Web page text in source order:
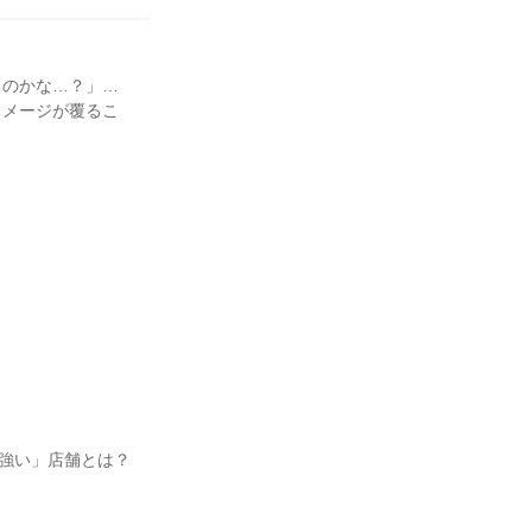
のかな…？」…
ージが覆るこ
い」店舗とは？